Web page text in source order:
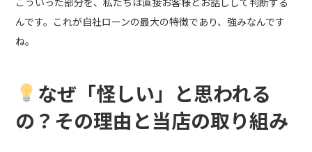
んです。これが自社ローンの最大の特徴であり、強みなんです
ね。
なぜ「怪しい」と思われる
の？その理由と当店の取り組み